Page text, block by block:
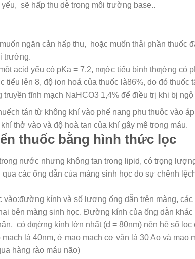
sẽ hấp thu dễ trong môi trường base..
ngăn cản hấp thu, hoặc muốn thải phần thuốc
trường.
acid yếu có pKa = 7,2, nƣớc tiểu bình thƣờng có
tiểu lên 8, độ ion hoá của thuốc là86%, do đó thuốc
tĩnh mạch NaHCO3 1,4% để điều trị khi bị
tán từ không khí vào phế nang phụ thuộc vào
thở vào và độ hoà tan của khí gây mê trong máu.
thuốc bằng hình thức lọc
nước nhưng không tan trong lipid, có trọng
qua các ống dẫn của màng sinh học do sự chênh
vào:đường kính và số lượng ống dẫn trên màng, các
bên màng sinh học. Đường kính của ống dẫn
có đƣờng kính lớn nhất (d = 80nm) nên hệ số lọc
là 40nm, ở mao mạch cơ vân là 30 Ao và mao
hàng rào máu não)